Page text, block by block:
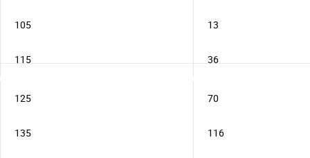
105 13
115 36
125 70
135 116